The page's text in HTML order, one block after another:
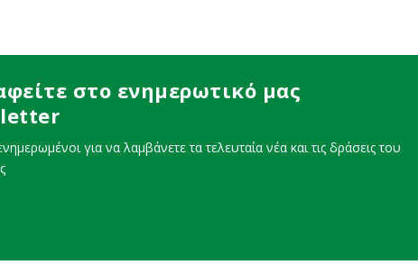
στο ενημερωτικό μας
για να λαμβάνετε τα τελευταία νέα και τις δράσεις του